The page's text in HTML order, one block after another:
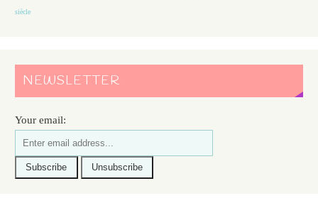
siècle
NEWSLETTER
Your email: